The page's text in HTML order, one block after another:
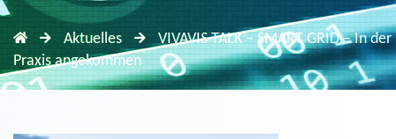
Aktuelles
VIVAVIS TALK – SMART GRID – In der
Praxis angekommen